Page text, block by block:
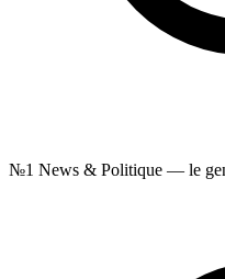
№1 News & Politique — le